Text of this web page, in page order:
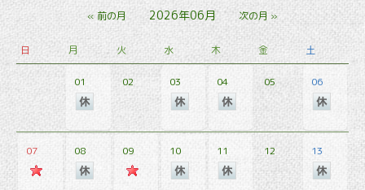
« 前の月 2026年06月 次の月 »
日 月 火 水 木 金 土
01 02 03 04 05 06
07 08 09 10 11 12 13